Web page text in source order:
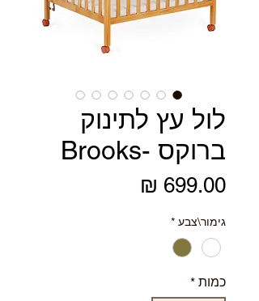
לול עץ לתינוק
ברוקס -Brooks
גימור\צבע *
כמות *